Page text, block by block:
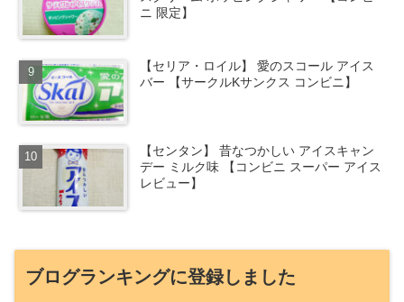
ニ 限定】
【セリア・ロイル】 愛のスコール アイス
バー 【サークルKサンクス コンビニ】
【センタン】 昔なつかしい アイスキャン
デー ミルク味 【コンビニ スーパー アイス
レビュー】
ブログランキングに登録しました